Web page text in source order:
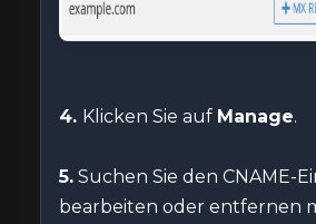
4. Klicken Sie auf Manage.
5. Suchen Sie den CNAME-
bearbeiten oder entfernen